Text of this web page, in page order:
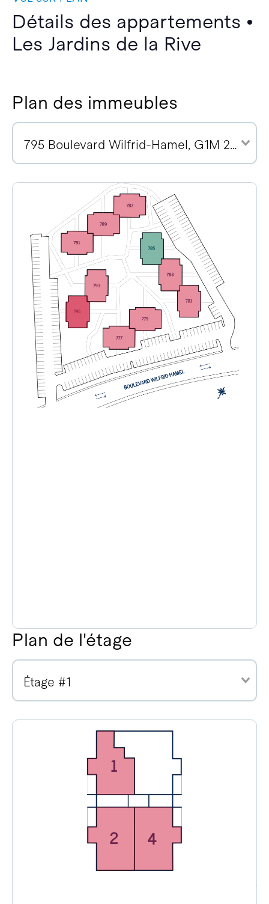
Détails des appartements •
Les Jardins de la Rive
Plan des immeubles
795 Boulevard Wilfrid-Hamel, G1M 2R1
Plan de l'étage
Étage #1